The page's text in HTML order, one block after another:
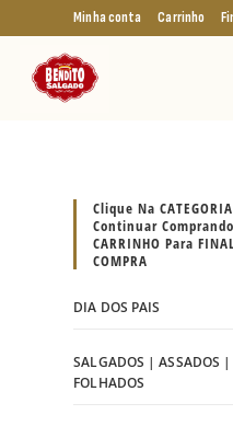
Minha conta Carrinho
Clique Na
Continuar
CARRINHO Para
COMPRA
DIA DOS PAIS
SALGADOS | ASSADOS |
FOLHADOS